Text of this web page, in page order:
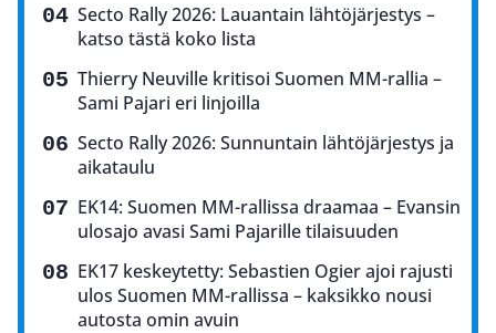
Secto Rally 2026: Lauantain lähtöjärjestys –
katso tästä koko lista
Thierry Neuville kritisoi Suomen MM-rallia –
Sami Pajari eri linjoilla
Secto Rally 2026: Sunnuntain lähtöjärjestys ja
aikataulu
EK14: Suomen MM-rallissa draamaa – Evansin
ulosajo avasi Sami Pajarille tilaisuuden
EK17 keskeytetty: Sebastien Ogier ajoi rajusti
ulos Suomen MM-rallissa – kaksikko nousi
autosta omin avuin